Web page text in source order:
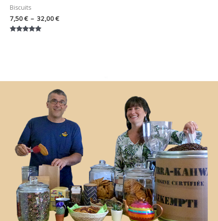
Biscuits
7,50€ – 32,00€